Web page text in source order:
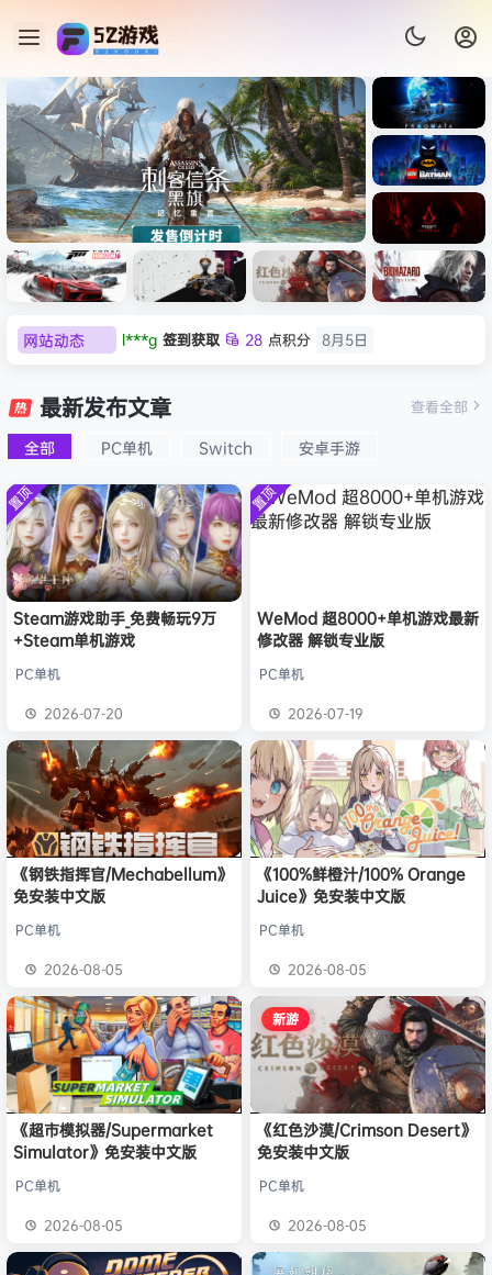
虚拟机版/Assassin’s Creed
HYPERVISOR》免安装中文
版
《识质存
在/PRAG
MATA》
免安装中
文版
《乐高蝙
蝠侠：黑
暗骑士之
Dark
Creed
拟机
速：地平
线
6（Forza
Horizon
6）免安装
中文版
心/Atomi
c
Heart》
文版
n Desert
HYPERVI
SOR）免
安装中文
版
9：安魂
Requiem
）免安装
中文版
网站动态
w******g 签到获取 49 点积分
8月4日
欢迎 Z******U
欢迎k******2
欢迎C****i 加入本站
8月4日
欢迎h*********0 加入本站 8月3日
欢迎l*w 加入本站
8月2日
旋律 签到获取 41
欢迎y**u 加入本站
欢迎c***s 加入本站
33分钟前
欢迎
加入本站 3小时前
3小时前
最新发布文章
全部 PC单机 Switch 安卓手游
查看全部
置顶
Steam游戏助手_免费畅玩9万
+Steam单机游戏
PC单机
2026-07-20
置顶
WeMod 超8000+单机游戏最新
修改器 解锁专业版
PC单机
2026-07-19
《钢铁指挥官/Mechabellum》
免安装中文版
PC单机
2026-08-05
《100%鲜橙汁/100% Orange
Juice》免安装中文版
PC单机
2026-08-05
《超市模拟器/Supermarket
Simulator》免安装中文版
PC单机
2026-08-05
新游
《红色沙漠/Crimson Desert》
免安装中文版
PC单机
2026-08-05